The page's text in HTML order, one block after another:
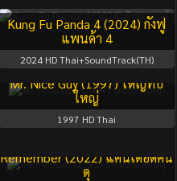
Kung Fu Panda 4 (2024) กังฟู
แพนด้า 4
2024HD Thai+SoundTrack(TH)
Mr. Nice Guy (1997) ใหญ่ทับ
ใหญ่
1997 HD Thai
Remember (2022) แค้นเดือดคน
ดุ